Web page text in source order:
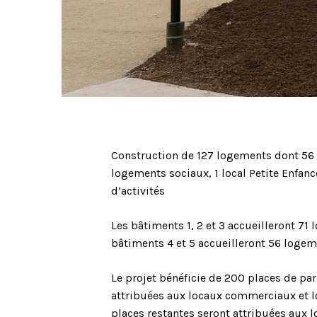
Construction de 127 logements dont 56
logements sociaux, 1 local Petite
d’activités
Les bâtiments 1, 2 et 3 accueilleront 71
bâtiments 4 et 5 accueilleront 56
Le projet bénéficie de 200 places de
attribuées aux locaux commerciaux et
places restantes seront attribuées aux